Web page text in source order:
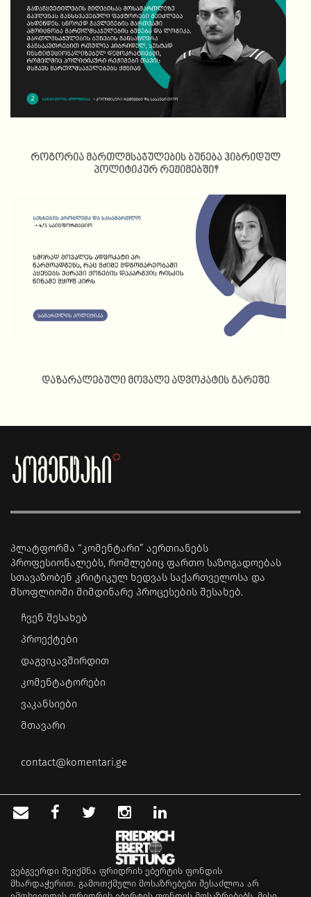
როგორია მართლმსაჯულების ბუნება ჰიბრიდულ
პოლიტიკურ რეჟიმებში?
დაზარალებული მოვალე ადვოკატის გარეშე
პლატფორმა “კომენტარი” აერთიანებს
პროფესიონალებს, რომლებიც ფართო საზოგადოებას
სთავაზობენ კრიტიკულ ხედვას საქართველოსა და
მსოფლიოში მიმდინარე პროცესების შესახებ.
ჩვენ შესახებ
პროექტები
დაგვიკავშირდით
კომენტატორები
ვაკანსიები
მთავარი
contact@komentari.ge
ვებგვერდი შეიქმნა ფრიდრიხ ებერტის ფონდის
მხარდაჭერით. გამოთქმული მოსაზრებები შესაძლოა არ